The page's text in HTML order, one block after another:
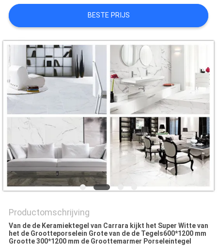
SITEMAP
PRIVACYBELEID
BESTE PRIJS
Productomschrijving
Van de de Keramiektegel van Carrara kijkt het Super Witte van
het de Grootteporselein Grote van de de Tegels600*1200 mm
Grootte 300*1200 mm de Groottemarmer Porseleintegel